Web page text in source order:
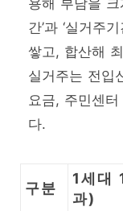
간’과 ‘실거주
쌓고, 합산해
실거주는 전입
요금, 주민센
다.
구분
1세대
과)